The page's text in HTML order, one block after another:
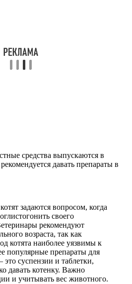
средства выпускаются в
давать препараты в
задаются вопросом, когда
своего
рекомендуют
возраста, так как
котята наиболее уязвимы к
популярные препараты для
это суспензии и таблетки,
давать котенку. Важно
и учитывать вес животного.